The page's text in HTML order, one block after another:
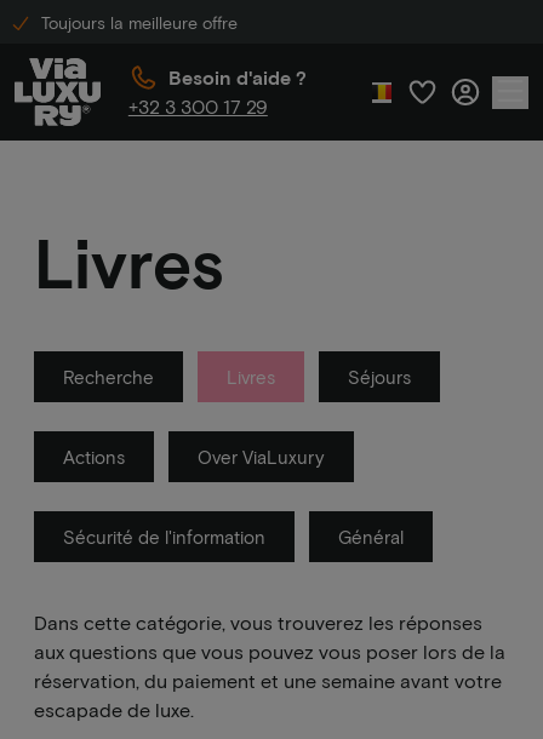
Toujours la meilleure offre
Besoin d'aide ?
+32 3 300 17 29
Livres
Recherche Livres Séjours
Actions Over ViaLuxury
Sécurité de l'information Général
Dans cette catégorie, vous trouverez les réponses
aux questions que vous pouvez vous poser lors de la
réservation, du paiement et une semaine avant votre
escapade de luxe.